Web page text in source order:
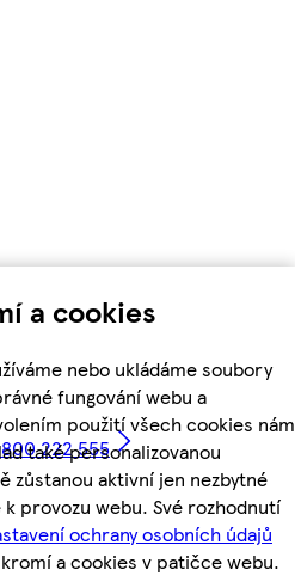
a cookies
nebo ukládáme soubory
fungování webu a
použití všech cookies nám
také personalizovanou
zůstanou aktivní jen nezbytné
provozu webu. Své rozhodnutí
ochrany osobních údajů
a cookies v patičce webu.
222 555